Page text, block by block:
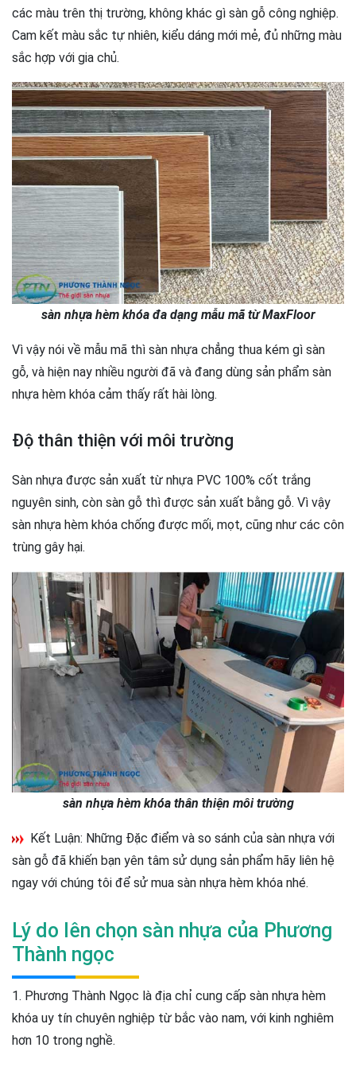
các màu trên thị trường, không khác gì sàn gỗ công nghiệp.
Cam kết màu sắc tự nhiên, kiểu dáng mới mẻ, đủ những màu
sắc hợp với gia chủ.
sàn nhựa hèm khóa đa dạng mẫu mã từ MaxFloor
Vì vậy nói về mẫu mã thì sàn nhựa chẳng thua kém gì sàn
gỗ, và hiện nay nhiều người đã và đang dùng sản phẩm sàn
nhựa hèm khóa cảm thấy rất hài lòng.
Độ thân thiện với môi trường
Sàn nhựa được sản xuất từ nhựa PVC 100% cốt trắng
nguyên sinh, còn sàn gỗ thì được sản xuất bằng gỗ. Vì vậy
sàn nhựa hèm khóa chống được mối, mọt, cũng như các côn
trùng gây hại.
sàn nhựa hèm khóa thân thiện môi trường
Kết Luận: Những Đặc điểm và so sánh của sàn nhựa với
sàn gỗ đã khiến bạn yên tâm sử dụng sản phẩm hãy liên hệ
ngay với chúng tôi để sử mua sàn nhựa hèm khóa nhé.
Lý do lên chọn sàn nhựa của Phương
Thành ngọc
1. Phương Thành Ngọc là địa chỉ cung cấp sàn nhựa hèm
khóa uy tín chuyên nghiệp từ bắc vào nam, với kinh nghiêm
hơn 10 trong nghề.